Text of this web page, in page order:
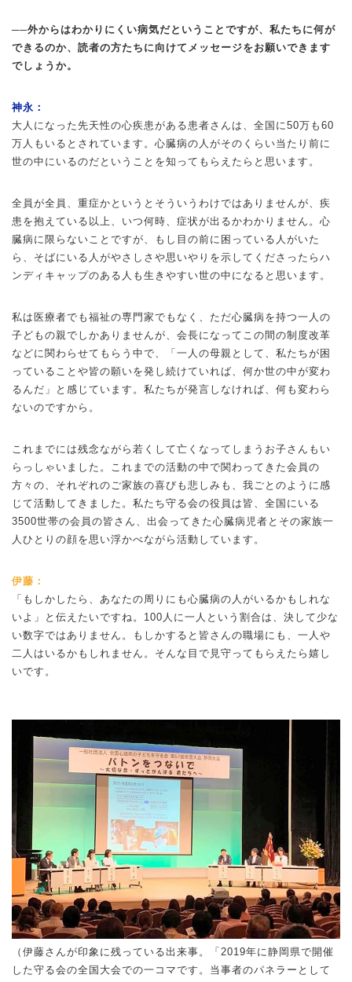
──外からはわかりにくい病気だということですが、私たちに何が
できるのか、読者の方たちに向けてメッセージをお願いできます
でしょうか。
神永：
大人になった先天性の心疾患がある患者さんは、全国に50万も60
万人もいるとされています。心臓病の人がそのくらい当たり前に
世の中にいるのだということを知ってもらえたらと思います。
全員が全員、重症かというとそういうわけではありませんが、疾
患を抱えている以上、いつ何時、症状が出るかわかりません。心
臓病に限らないことですが、もし目の前に困っている人がいた
ら、そばにいる人がやさしさや思いやりを示してくださったらハ
ンディキャップのある人も生きやすい世の中になると思います。
私は医療者でも福祉の専門家でもなく、ただ心臓病を持つ一人の
子どもの親でしかありませんが、会長になってこの間の制度改革
などに関わらせてもらう中で、「一人の母親として、私たちが困
っていることや皆の願いを発し続けていれば、何か世の中が変わ
るんだ」と感じています。私たちが発言しなければ、何も変わら
ないのですから。
これまでには残念ながら若くして亡くなってしまうお子さんもい
らっしゃいました。これまでの活動の中で関わってきた会員の
方々の、それぞれのご家族の喜びも悲しみも、我ごとのように感
じて活動してきました。私たち守る会の役員は皆、全国にいる
3500世帯の会員の皆さん、出会ってきた心臓病児者とその家族一
人ひとりの顔を思い浮かべながら活動しています。
伊藤：
「もしかしたら、あなたの周りにも心臓病の人がいるかもしれな
いよ」と伝えたいですね。100人に一人という割合は、決して少な
い数字ではありません。もしかすると皆さんの職場にも、一人や
二人はいるかもしれません。そんな目で見守ってもらえたら嬉し
いです。
（伊藤さんが印象に残っている出来事。「2019年に静岡県で開催
した守る会の全国大会での一コマです。当事者のパネラーとして